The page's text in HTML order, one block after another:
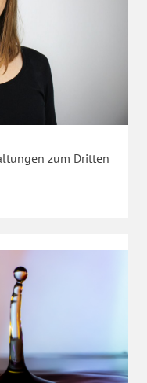
zum Dritten